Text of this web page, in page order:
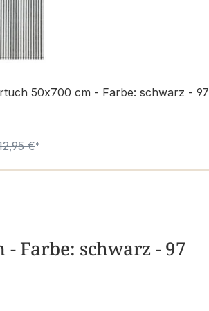
50x700 cm - Farbe: schwarz - 97
Preis:
€*
Farbe: schwarz - 97